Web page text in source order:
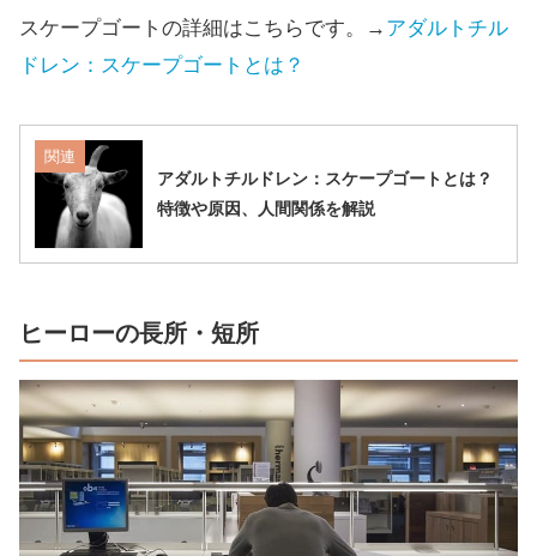
スケープゴートの詳細はこちらです。→ アダルトチル
ドレン：スケープゴートとは？
関連
アダルトチルドレン：スケープゴートとは？
特徴や原因、人間関係を解説
ヒーローの長所・短所